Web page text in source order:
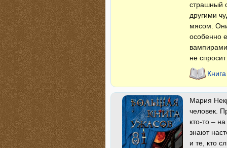
страшный
другими
мясом.
особенно
не
Мария
человек.
кто-то –
знают
и те, кто